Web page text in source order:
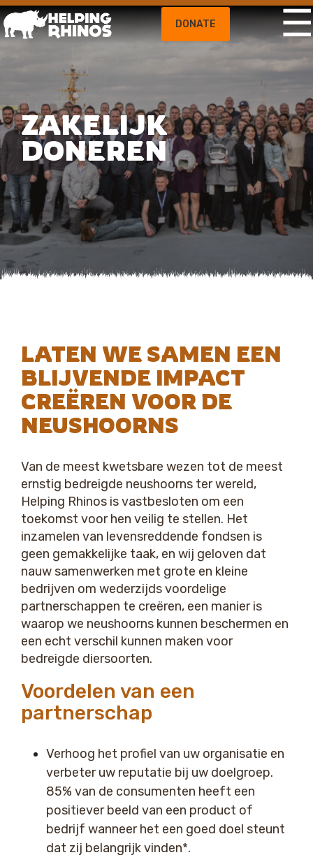
DONATE ☰
ZAKELIJK
DONEREN
LATEN WE SAMEN EEN
BLIJVENDE IMPACT
CREËREN VOOR DE
NEUSHOORNS
Van de meest kwetsbare wezen tot de meest
ernstig bedreigde neushoorns ter wereld,
Helping Rhinos is vastbesloten om een
toekomst voor hen veilig te stellen. Het
inzamelen van levensreddende fondsen is
geen gemakkelijke taak, en wij geloven dat
nauw samenwerken met grote en kleine
bedrijven om wederzijds voordelige
partnerschappen te creëren, een manier is
waarop we neushoorns kunnen beschermen en
een echt verschil kunnen maken voor
bedreigde diersoorten.
Voordelen van een
partnerschap
Verhoog het profiel van uw organisatie en
verbeter uw reputatie bij uw doelgroep.
85% van de consumenten heeft een
positiever beeld van een product of
bedrijf wanneer het een goed doel steunt
dat zij belangrijk vinden*.